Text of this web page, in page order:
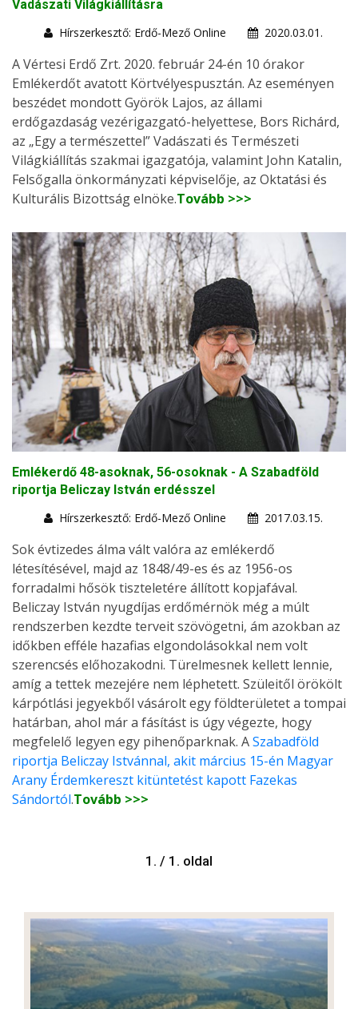
Vadászati Világkiállításra
Hírszerkesztő: Erdő-Mező Online
2020.03.01.
A Vértesi Erdő Zrt. 2020. február 24-én 10 órakor
Emlékerdőt avatott Körtvélyespusztán. Az eseményen
beszédet mondott Györök Lajos, az állami
erdőgazdaság vezérigazgató-helyettese, Bors Richárd,
az „Egy a természettel” Vadászati és Természeti
Világkiállítás szakmai igazgatója, valamint John Katalin,
Felsőgalla önkormányzati képviselője, az Oktatási és
Kulturális Bizottság elnöke.Tovább >>>
Emlékerdő 48-asoknak, 56-osoknak - A Szabadföld
riportja Beliczay István erdésszel
Hírszerkesztő: Erdő-Mező Online
2017.03.15.
Sok évtizedes álma vált valóra az emlékerdő
létesítésével, majd az 1848/49-es és az 1956-os
forradalmi hősök tiszteletére állított kopjafával.
Beliczay István nyugdíjas erdőmérnök még a múlt
rendszerben kezdte terveit szövögetni, ám azokban az
időkben efféle hazafias elgondolásokkal nem volt
szerencsés előhozakodni. Türelmesnek kellett lennie,
amíg a tettek mezejére nem léphetett. Szüleitől örökölt
kárpótlási jegyekből vásárolt egy földterületet a tompai
határban, ahol már a fásítást is úgy végezte, hogy
megfelelő legyen egy pihenőparknak. ASzabadföld
riportja Beliczay Istvánnal, akit március 15-én Magyar
Arany Érdemkereszt kitüntetést kapott Fazekas
Sándortól.Tovább >>>
1. / 1. oldal